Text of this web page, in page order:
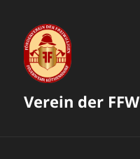
Verein der